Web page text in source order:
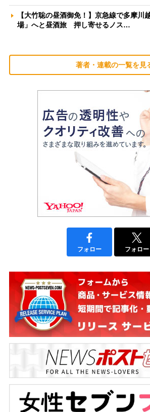
【大竹聡の昼酒御免！】京急線で多摩川
場」へと昼酒旅 押し寄せるノス…
著者・連載の一覧を見
フォロー フォロー